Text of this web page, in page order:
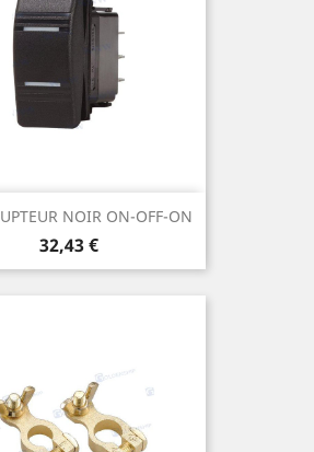
NOIR ON-OFF-ON
Prix
32,43 €